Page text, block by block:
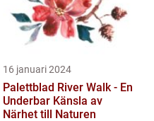
16 januari 2024
Palettblad River Walk - En
Underbar Känsla av
Närhet till Naturen